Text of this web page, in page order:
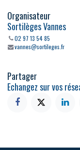
Organisateur
Sortilèges Vannes
02 97 13 54 85
vannes@sortileges.fr
Partager
Echangez sur vos